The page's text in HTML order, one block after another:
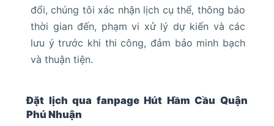
đổi, chúng tôi xác nhận lịch cụ thể, thông báo
thời gian đến, phạm vi xử lý dự kiến và các
lưu ý trước khi thi công, đảm bảo minh bạch
và thuận tiện.
Đặt lịch qua fanpage Hút Hầm Cầu Quận
Phú Nhuận